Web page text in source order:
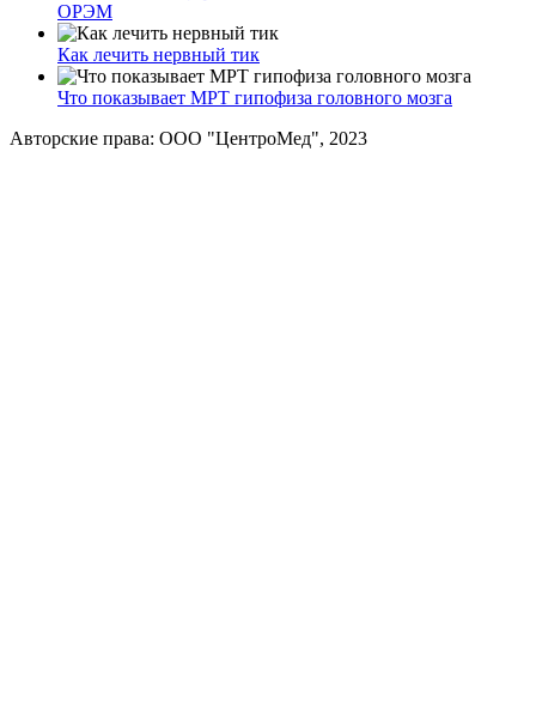
ОРЭМ
Как лечить нервный тик
Что показывает МРТ гипофиза головного мозга
Авторские права: ООО "ЦентроМед", 2023